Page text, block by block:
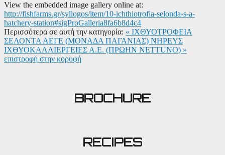
View the embedded image gallery online at:
http://fishfarms.gr/syllogos/item/10-ichthiotrofia-selonda-s-a-
hatchery-station#sigProGalleria8fa6b8d4c4
Περισσότερα σε αυτή την κατηγορία: « ΙΧΘΥΟΤΡΟΦΕΙΑ
ΣΕΛΟΝΤΑ ΑΕΓΕ (ΜΟΝΑΔΑ ΠΑΓΑΝΙΑΣ) ΝΗΡΕΥΣ
ΙΧΘΥΟΚΑΛΛΙΕΡΓΕΙΕΣ Α.Ε. (ΠΡΩΗΝ NETTUNO) »
επιστροφή στην κορυφή
BROCHURE
RECIPES